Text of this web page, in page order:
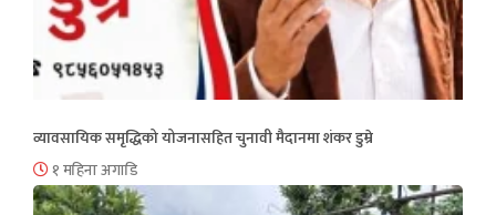
व्यावसायिक समृद्धिको योजनासहित चुनावी मैदानमा शंकर डुम्रे
१ महिना अगाडि